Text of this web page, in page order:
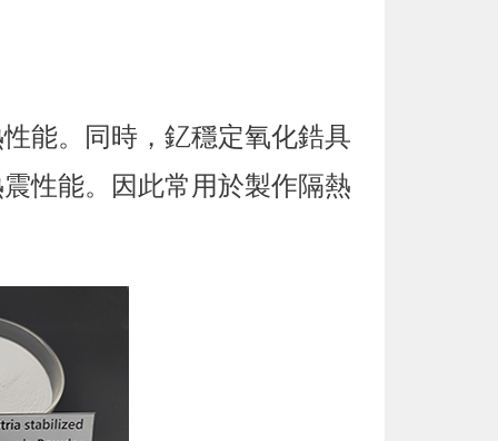
能。同時，釔穩定氧化鋯具
性能。因此常用於製作隔熱